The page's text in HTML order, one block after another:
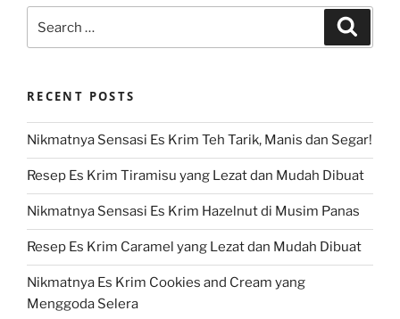
for:
RECENT POSTS
Nikmatnya Sensasi Es Krim Teh Tarik, Manis dan Segar!
Resep Es Krim Tiramisu yang Lezat dan Mudah Dibuat
Nikmatnya Sensasi Es Krim Hazelnut di Musim Panas
Resep Es Krim Caramel yang Lezat dan Mudah Dibuat
Nikmatnya Es Krim Cookies and Cream yang
Menggoda Selera